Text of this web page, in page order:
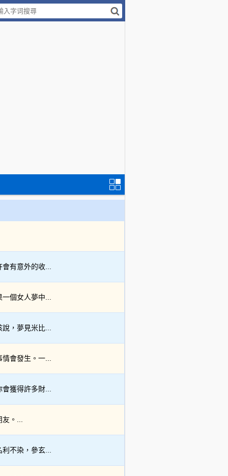
有意外的收...
個女人夢中...
，夢見米比...
會發生。一...
獲得許多財...
。...
不染，參玄...